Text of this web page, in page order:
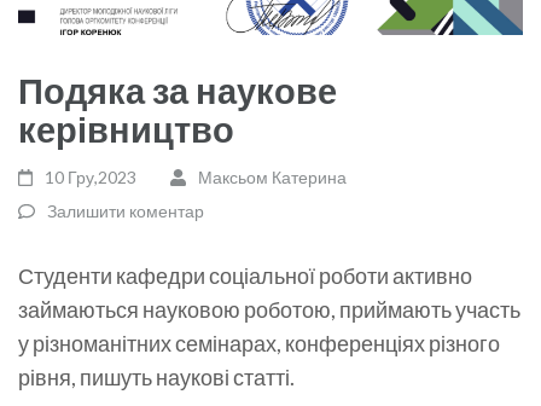
Подяка за наукове
керівництво
10 Гру,2023
Максьом Катерина
Залишити коментар
Студенти кафедри соціальної роботи активно
займаються науковою роботою, приймають участь
у різноманітних семінарах, конференціях різного
рівня, пишуть наукові статті.